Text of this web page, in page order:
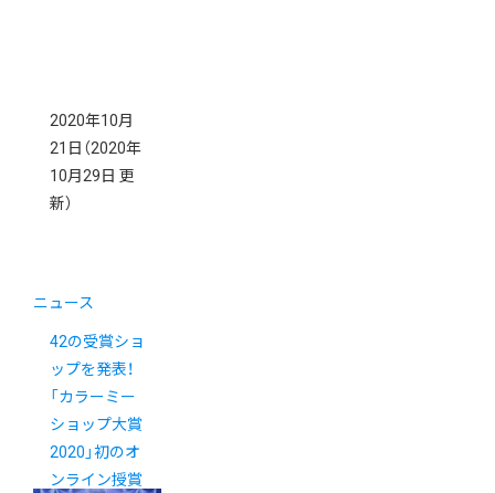
2020年10月
21日 （2020年
10月29日 更
新）
ニュース
42の受賞ショ
ップを発表！
「カラーミー
ショップ大賞
2020」初のオ
ンライン授賞